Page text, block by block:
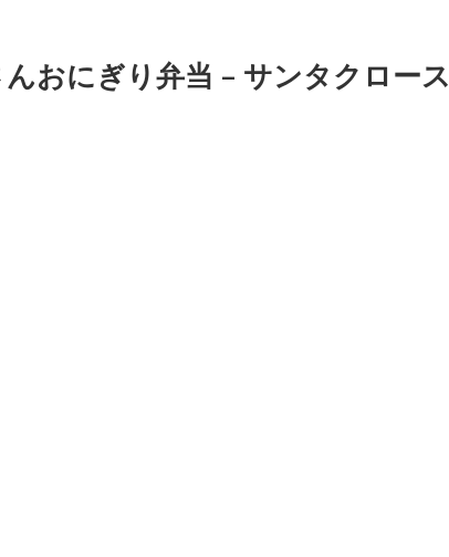
おにぎり弁当 – サンタクロース